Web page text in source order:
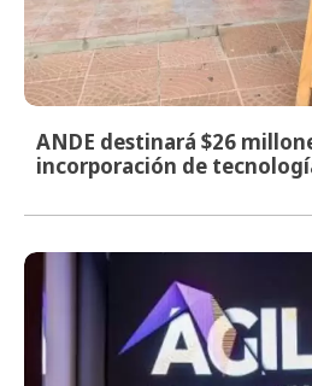
ANDE destinará $26
incorporación de